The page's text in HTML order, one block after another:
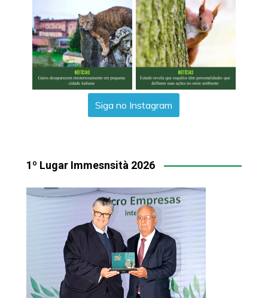
Siga no Instagram
1º Lugar Immesnsità 2026